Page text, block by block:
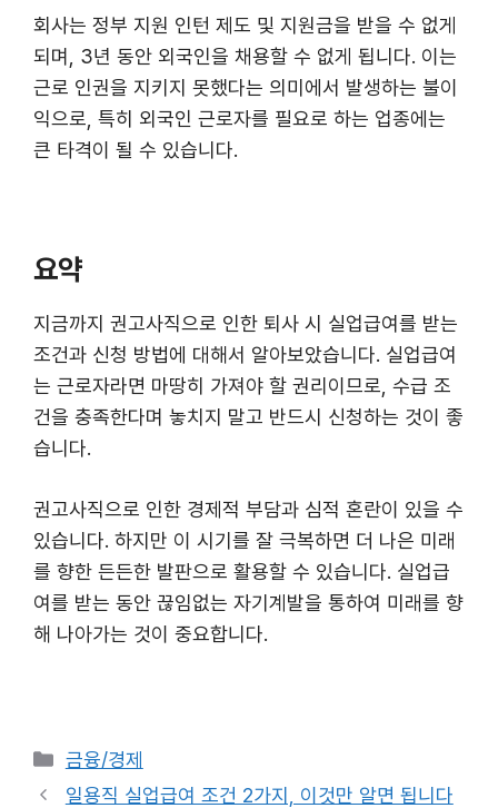
회사는 정부 지원 인턴 제도 및 지원금을 받을 수 없게
되며, 3년 동안 외국인을 채용할 수 없게 됩니다. 이는
근로 인권을 지키지 못했다는 의미에서 발생하는 불이
익으로, 특히 외국인 근로자를 필요로 하는 업종에는
큰 타격이 될 수 있습니다​​.
요약
지금까지 권고사직으로 인한 퇴사 시 실업급여를 받는
조건과 신청 방법에 대해서 알아보았습니다. 실업급여
는 근로자라면 마땅히 가져야 할 권리이므로, 수급 조
건을 충족한다며 놓치지 말고 반드시 신청하는 것이 좋
습니다.
권고사직으로 인한 경제적 부담과 심적 혼란이 있을 수
있습니다. 하지만 이 시기를 잘 극복하면 더 나은 미래
를 향한 든든한 발판으로 활용할 수 있습니다. 실업급
여를 받는 동안 끊임없는 자기계발을 통하여 미래를 향
해 나아가는 것이 중요합니다.
카
테
금융/경제
일용직 실업급여 조건 2가지, 이것만 알면 됩니다